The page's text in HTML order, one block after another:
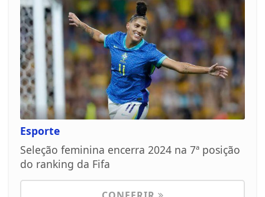
Esporte
Seleção feminina encerra 2024 na 7ª posição
do ranking da Fifa